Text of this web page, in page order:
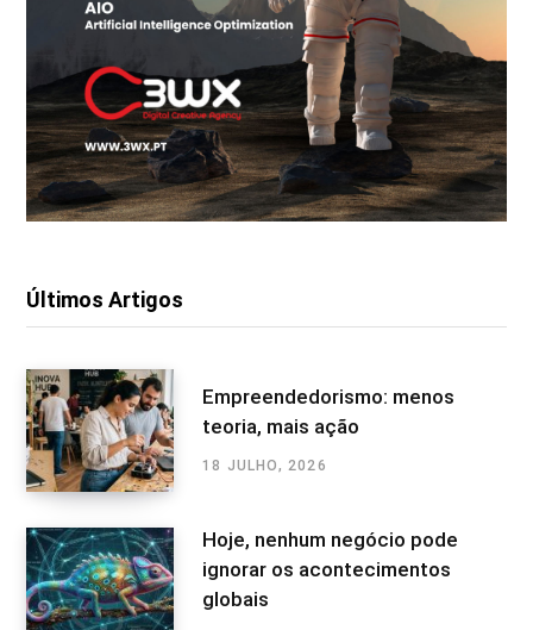
Últimos Artigos
Empreendedorismo: menos
teoria, mais ação
18 JULHO, 2026
Hoje, nenhum negócio pode
ignorar os acontecimentos
globais